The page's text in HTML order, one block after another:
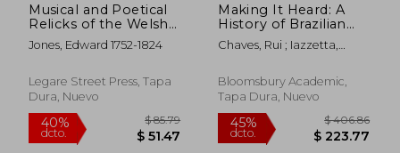
45%
dcto. $ 173.11
45%
dcto. $
Musical and Poetical
Relicks of the Welsh
Bards: Preserved by
Tradition, and
Manuscripts, From
Remote Antiquity;
Published; to (en
Inglés)
Jones, Edward 1752-1824
Legare Street Press, Tapa
Dura, Nuevo
Making It Heard: A
History of Brazilian
Sound Art (en Inglés)
Chaves, Rui ; Iazzetta,
Bloomsbury Academic,
Tapa Dura, Nuevo